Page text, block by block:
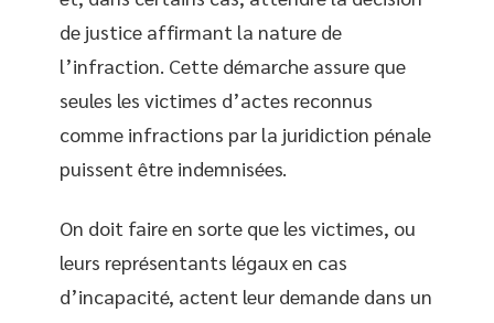
de justice affirmant la nature de
l’infraction. Cette démarche assure que
seules les victimes d’actes reconnus
comme infractions par la juridiction pénale
puissent être indemnisées.
On doit faire en sorte que les victimes, ou
leurs représentants légaux en cas
d’incapacité, actent leur demande dans un